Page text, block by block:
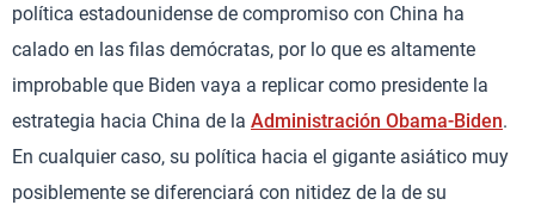
política estadounidense de compromiso con China ha
calado en las filas demócratas, por lo que es altamente
improbable que Biden vaya a replicar como presidente la
estrategia hacia China de la Administración Obama-Biden.
En cualquier caso, su política hacia el gigante asiático muy
posiblemente se diferenciará con nitidez de la de su